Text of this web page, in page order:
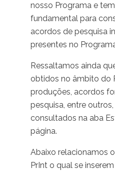
nosso Programa e
fundamental para
acordos de pesquisa
presentes no
Ressaltamos ainda
obtidos no âmbito do
produções, acordos
pesquisa, entre
consultados na aba
página.
Abaixo relacionamos
PrInt o qual se